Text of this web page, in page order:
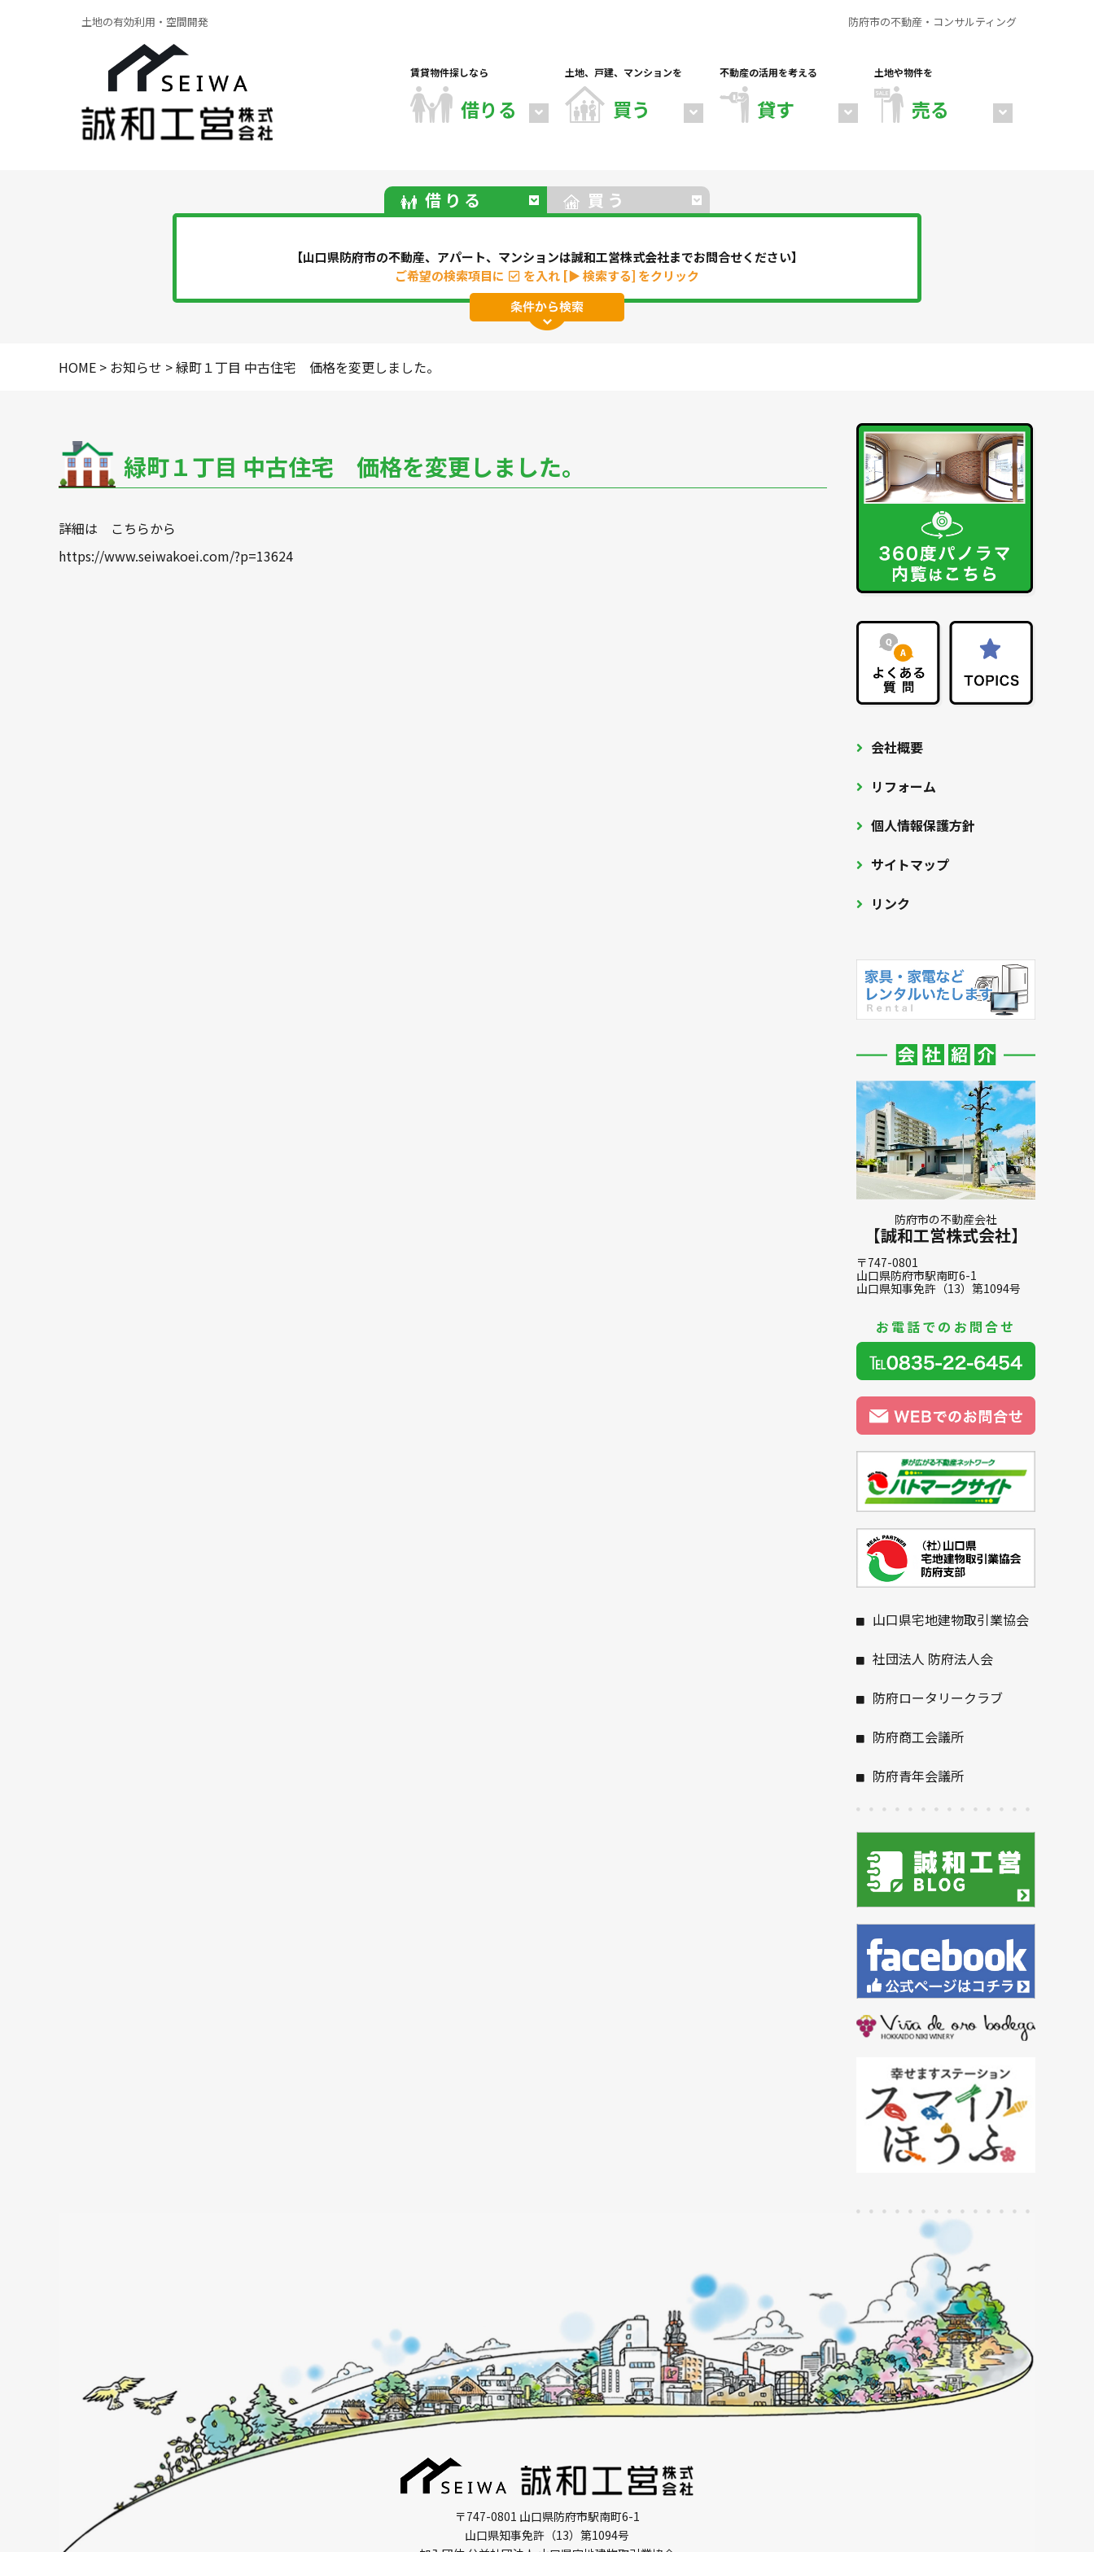
防府市の不動産・コンサルティング
土地の有効利用・空間開発
賃貸物件探しなら
借りる
土地、戸建、マンションを
買う
不動産の活用を考える
貸す
土地や物件を
売る
借りる 買う
【山口県防府市の不動産、アパート、マンションは誠和工営株式会社までお問合せください】
ご希望の検索項目に
を入れ [▶ 検索する] をクリック
マンション 一戸建て 駐車場
HOME > お知らせ >緑町１丁目 中古住宅 価格を変更しました。
緑町１丁目 中古住宅 価格を変更しました。
詳細は こちらから
https://www.seiwakoei.com/?p=13624
会社概要
リフォーム
個人情報保護方針
サイトマップ
リンク
防府市の不動産会社
【誠和工営株式会社】
〒747-0801
山口県防府市駅南町6-1
山口県知事免許（13）第1094号
お電話でのお問合せ
山口県宅地建物取引業協会
社団法人 防府法人会
防府ロータリークラブ
防府商工会議所
防府青年会議所
〒747-0801 山口県防府市駅南町6-1
山口県知事免許（13）第1094号